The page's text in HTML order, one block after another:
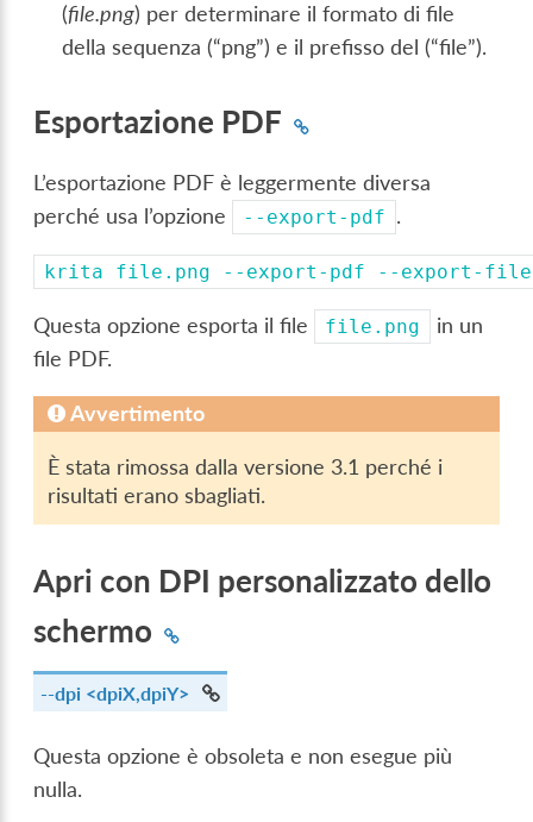
(file.png) per determinare il formato di file
della sequenza (“png”) e il prefisso del (“file”).
Esportazione PDF
L’esportazione PDF è leggermente diversa
perché usa l’opzione
--export-pdf .
krita file.png --export-pdf --export-
Questa opzione esporta il file file.png
in un
file PDF.
Avvertimento
È stata rimossa dalla versione 3.1 perché i
risultati erano sbagliati.
Apri con DPI personalizzato dello
schermo
--dpi <dpiX,dpiY>
Questa opzione è obsoleta e non esegue più
nulla.